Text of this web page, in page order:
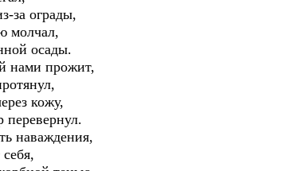
за ограды,
молчал,
осады.
нами прожит,
кожу,
наваждения,